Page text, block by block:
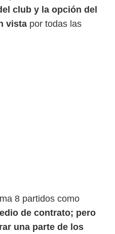
club y la opción del
vista por todas las
8 partidos como
de contrato; pero
una parte de los